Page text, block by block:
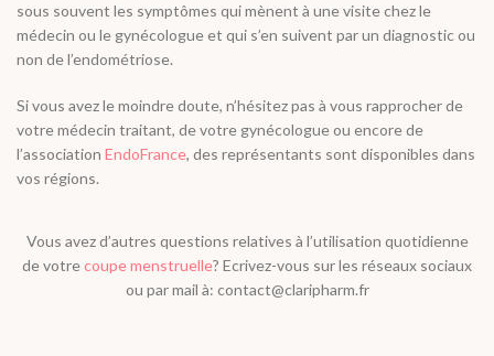
sous souvent les symptômes qui mènent à une visite chez le
médecin ou le gynécologue et qui s’en suivent par un diagnostic ou
non de l’endométriose.
Si vous avez le moindre doute, n’hésitez pas à vous rapprocher de
votre médecin traitant, de votre gynécologue ou encore de
l’association EndoFrance, des représentants sont disponibles dans
vos régions.
Vous avez d’autres questions relatives à l’utilisation quotidienne
de votrecoupe menstruelle? Ecrivez-vous sur les réseaux sociaux
ou par mail à: contact@claripharm.fr